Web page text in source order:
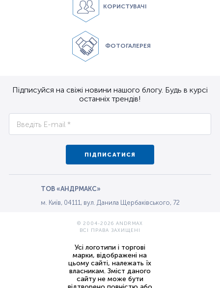
КОРИСТУВАЧІ
ФОТОГАЛЕРЕЯ
Підписуйся на свіжі новини нашого блогу. Будь в курсі
останніх трендів!
ПІДПИСАТИСЯ
ТОВ «АНДРМАКС»
м. Київ, 04111, вул. Данила Щербаківського, 72
© 2004-2026 ANDRMAX
ВСІ ПРАВА ЗАХИЩЕНІ
Усі логотипи і торгові
марки, відображені на
цьому сайті, належать їх
власникам. Зміст даного
сайту не може бути